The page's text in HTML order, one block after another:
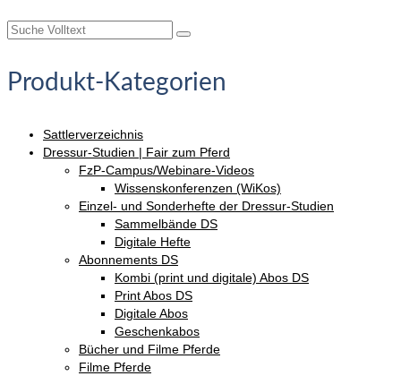
Suche
Produkt-Kategorien
Sattlerverzeichnis
Dressur-Studien | Fair zum Pferd
FzP-Campus/Webinare-Videos
Wissenskonferenzen (WiKos)
Einzel- und Sonderhefte der Dressur-Studien
Sammelbände DS
Digitale Hefte
Abonnements DS
Kombi (print und digitale) Abos DS
Print Abos DS
Digitale Abos
Geschenkabos
Bücher und Filme Pferde
Filme Pferde